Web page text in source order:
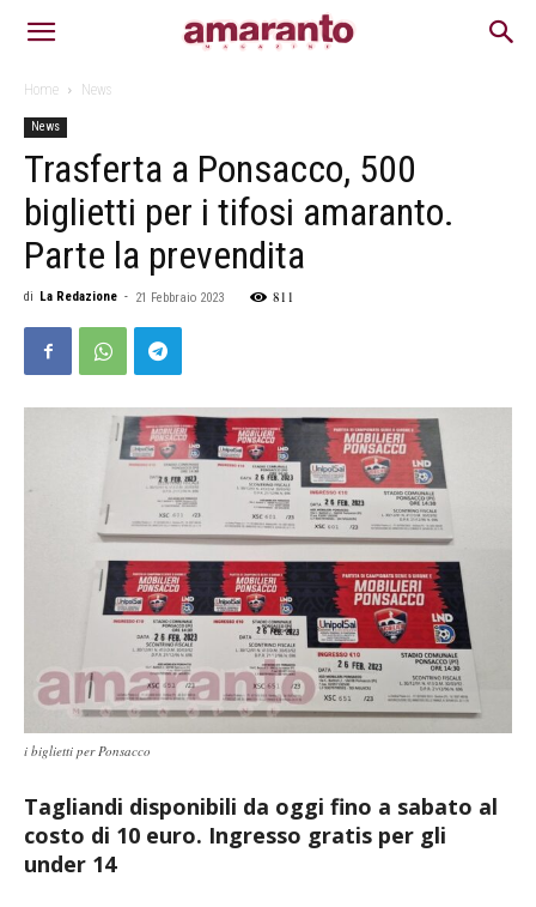
Home News
News
Trasferta a Ponsacco, 500
biglietti per i tifosi amaranto.
Parte la prevendita
di La Redazione - 21 Febbraio 2023 811
i biglietti per Ponsacco
Tagliandi disponibili da oggi fino a sabato al
costo di 10 euro. Ingresso gratis per gli
under 14